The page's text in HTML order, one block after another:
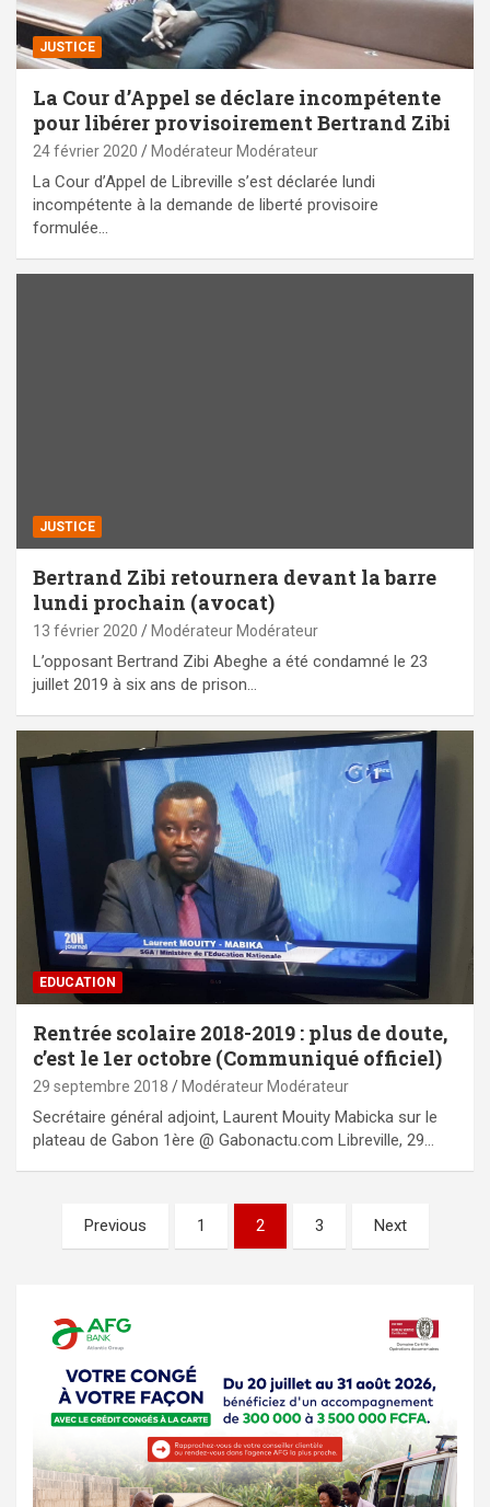
JUSTICE
La Cour d’Appel se déclare incompétente
pour libérer provisoirement Bertrand Zibi
24 février 2020 Modérateur Modérateur
La Cour d’Appel de Libreville s’est déclarée lundi
incompétente à la demande de liberté provisoire
formulée…
JUSTICE
Bertrand Zibi retournera devant la barre
lundi prochain (avocat)
13 février 2020 Modérateur Modérateur
L’opposant Bertrand Zibi Abeghe a été condamné le 23
juillet 2019 à six ans de prison…
EDUCATION
Rentrée scolaire 2018-2019 : plus de doute,
c’est le 1er octobre (Communiqué officiel)
29 septembre 2018 Modérateur Modérateur
Secrétaire général adjoint, Laurent Mouity Mabicka sur le
plateau de Gabon 1ère @ Gabonactu.com Libreville, 29…
Pagination
Previous 1 2 3 Next